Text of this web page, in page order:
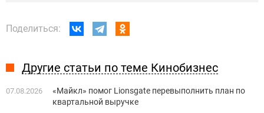
Поделиться:
Другие статьи по теме Кинобизнес
07.08.2026
«Майкл» помог Lionsgate перевыполнить план по
квартальной выручке